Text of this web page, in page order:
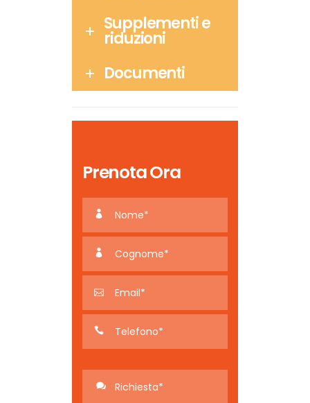
Supplementi e
riduzioni
Documenti
Prenota Ora